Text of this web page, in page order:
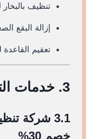
تنظيف
إزالة البقع
تعقيم
3. خدمات التنظيف المتخصصة
3.1 شركة
خصم 30%